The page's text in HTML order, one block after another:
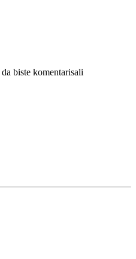
da biste komentarisali